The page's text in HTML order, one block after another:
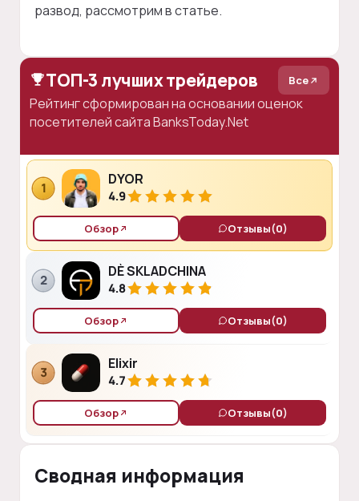
развод, рассмотрим в статье.
ТОП-3 лучших трейдеров Все
Рейтинг сформирован на основании оценок
посетителей сайта BanksToday.Net
1
DYOR
4.9
Обзор Отзывы(0)
2
DÈ SKLADCHINA
4.8
Обзор Отзывы(0)
3
Elixir
4.7
Обзор Отзывы(0)
Сводная информация